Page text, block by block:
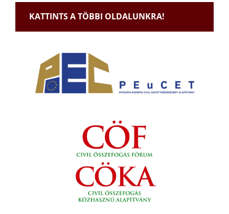
KATTINTS A TÖBBI OLDALUNKRA!